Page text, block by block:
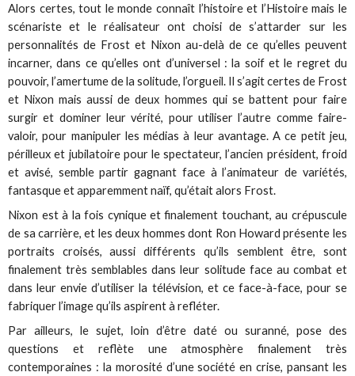
Alors certes, tout le monde connaît l’histoire et l’Histoire mais le
scénariste et le réalisateur ont choisi de s’attarder sur les
personnalités de Frost et Nixon au-delà de ce qu’elles peuvent
incarner, dans ce qu’elles ont d’universel : la soif et le regret du
pouvoir, l’amertume de la solitude, l’orgueil. Il s’agit certes de Frost
et Nixon mais aussi de deux hommes qui se battent pour faire
surgir et dominer leur vérité, pour utiliser l’autre comme faire-
valoir, pour manipuler les médias à leur avantage. A ce petit jeu,
périlleux et jubilatoire pour le spectateur, l’ancien président, froid
et avisé, semble partir gagnant face à l’animateur de variétés,
fantasque et apparemment naïf, qu’était alors Frost.
Nixon est à la fois cynique et finalement touchant, au crépuscule
de sa carrière, et les deux hommes dont Ron Howard présente les
portraits croisés, aussi différents qu’ils semblent être, sont
finalement très semblables dans leur solitude face au combat et
dans leur envie d’utiliser la télévision, et ce face-à-face, pour se
fabriquer l’image qu’ils aspirent à refléter.
Par ailleurs, le sujet, loin d’être daté ou suranné, pose des
questions et reflète une atmosphère finalement très
contemporaines : la morosité d’une société en crise, pansant les